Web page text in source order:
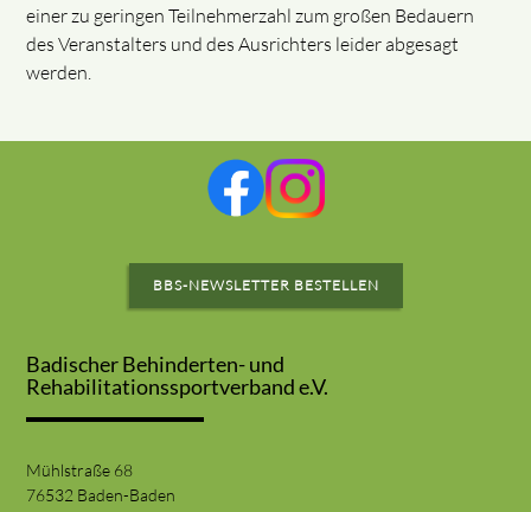
einer zu geringen Teilnehmerzahl zum großen Bedauern
des Veranstalters und des Ausrichters leider abgesagt
werden.
BBS-NEWSLETTER BESTELLEN
Badischer Behinderten- und
Rehabilitationssportverband e.V.
Mühlstraße 68
76532 Baden-Baden